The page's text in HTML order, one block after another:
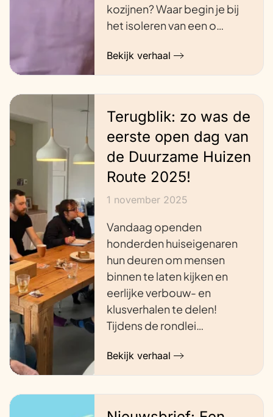
kozijnen? Waar begin je bij
het isoleren van een o…
Bekijk verhaal
Terugblik: zo was de
eerste open dag van
de Duurzame Huizen
Route 2025!
1 november 2025
Vandaag openden
honderden huiseigenaren
hun deuren om mensen
binnen te laten kijken en
eerlijke verbouw- en
klusverhalen te delen!
Tijdens de rondlei…
Bekijk verhaal